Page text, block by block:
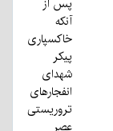
آنکه
خاکسپاری
پیکر
شهدای
انفجارهای
تروریستی
عصر